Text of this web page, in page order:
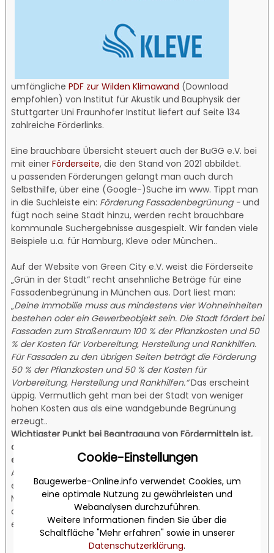
umfänglichePDF zur Wilden Klimawand (Download
empfohlen) von Institut für Akustik und Bauphysik der
Stuttgarter Uni Fraunhofer Institut liefert auf Seite 134
zahlreiche Förderlinks.
Eine brauchbare Übersicht steuert auch der BuGG e.V. bei
mit einerFörderseite, die den Stand von 2021 abbildet.
u passenden Förderungen gelangt man auch durch
Selbsthilfe, über eine (Google-)Suche im www. Tippt man
in die Suchleiste ein: Förderung Fassadenbegrünung -und
fügt noch seine Stadt hinzu, werden recht brauchbare
kommunale Suchergebnisse ausgespielt. Wir fanden viele
Beispiele u.a. für Hamburg, Kleve oder München..
Auf der Website von Green City e.V. weist die Förderseite
„Grün in der Stadt“ recht ansehnliche Beträge für eine
Fassadenbegrünung in München aus. Dort liest man:
„Deine Immobilie muss aus mindestens vier Wohneinheiten
bestehen oder ein Gewerbeobjekt sein. Die Stadt fördert bei
Fassaden zum Straßenraum 100 % der Pflanzkosten und 50
% der Kosten für Vorbereitung, Herstellung und Rankhilfen.
Für Fassaden zu den übrigen Seiten beträgt die Förderung
50 % der Pflanzkosten und 50 % der Kosten für
Vorbereitung, Herstellung und Rankhilfen.“Das erscheint
üppig. Vermutlich geht man bei der Stadt von weniger
hohen Kosten aus als eine wandgebunde Begrünung
erzeugt..
Wichtigster Punkt bei Beantragung von Fördermitteln ist,
diese
einzureichen.
Das kollidiert in manchen Fällen aber mit der
Angabe von Beträgen. Eine konkrete Angabe ist nämlich
erst nach einer bereits erfolgten Planungsphase möglich.
Man sollte sich auf Fällevorab bei den Förderinstitutionen
als auch bei den Begrünungsbetrieben zu diesem Punkt
erkundigen.
Cookie-Einstellungen
Baugewerbe-Online.info verwendet Cookies, um
eine optimale Nutzung zu gewährleisten und
Webanalysen durchzuführen.
Weitere Informationen finden Sie über die
Schaltfläche "Mehr erfahren" sowie in unserer
Datenschutzerklärung.